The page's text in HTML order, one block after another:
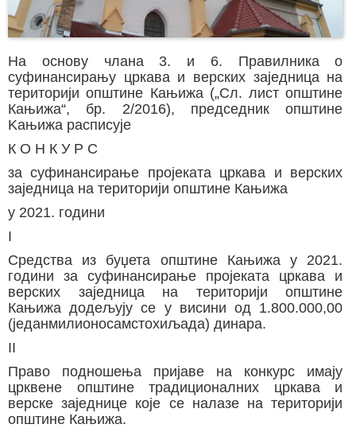
На основу члана 3. и 6. Правилника о
суфинансирању цркава и верских заједница на
територији општине Кањижа („Сл. лист општине
Кањижа“, бр. 2/2016), председник општине
Kaњижа расписује
К О Н К У Р С
за суфинансирање пројеката цркава и верских
заједница на територији општине Кањижа
у 2021. години
I
Средства из буџета општине Кањижа у 2021.
години за суфинансирање пројеката цркава и
верских заједница на територији општине
Кањижа додељују се у висини од 1.800.000,00
(једанмилионосамстохиљада) динара.
II
Право подношења пријаве на конкурс имају
црквене општине традиционалних цркава и
верске заједнице које се налазе на територији
општине Кањижа.